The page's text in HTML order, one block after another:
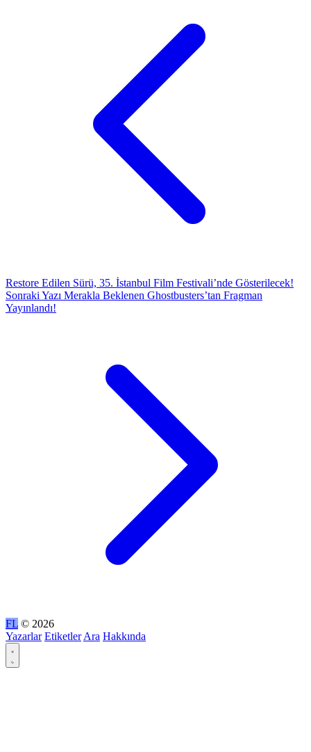
Restore Edilen Sürü, 35. İstanbul Film Festivali’nde Gösterilecek!
Sonraki Yazı Merakla Beklenen Ghostbusters’tan Fragman
Yayınlandı!
FL © 2026
Yazarlar Etiketler Ara Hakkında